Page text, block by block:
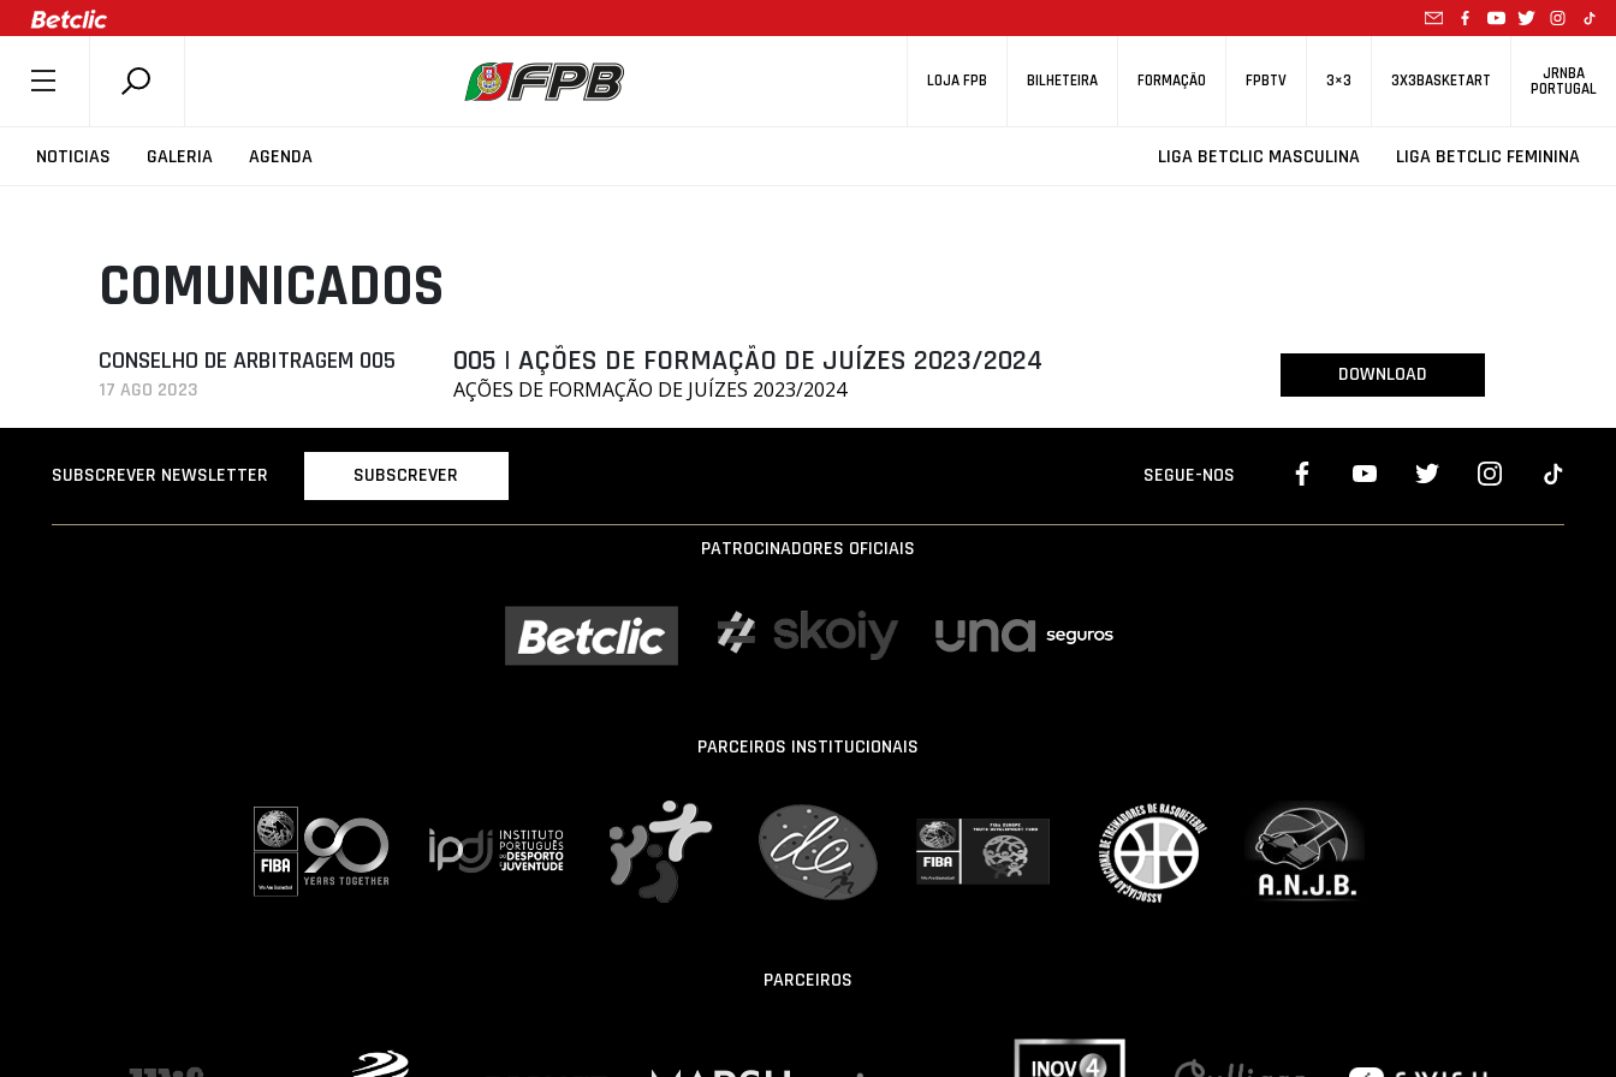
LOJA FPB BILHETEIRA FORMAÇÃO FPBTV 3×3 3X3BASKETART JRNBA
PORTUGAL
NOTICIAS GALERIA AGENDA LIGA BETCLIC MASCULINA LIGA BETCLIC FEMININA
SOBRE A FPB
COMPETIÇÕES
ASSOCIAÇÕES
CLUBES
AGENTES
SELEÇÕES
MINIBASQUETE
COMUNICADOS
CONSELHO DE ARBITRAGEM 005
17 AGO 2023
005 | AÇÕES DE FORMAÇÃO DE JUÍZES 2023/2024
AÇÕES DE FORMAÇÃO DE JUÍZES 2023/2024
DOWNLOAD
SUBSCREVER NEWSLETTER SUBSCREVER SEGUE-NOS
PATROCINADORES OFICIAIS
PARCEIROS INSTITUCIONAIS
PARCEIROS